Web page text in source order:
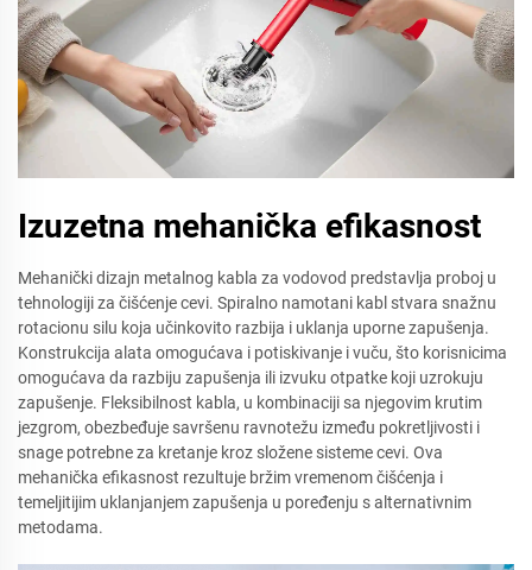
Izuzetna mehanička efikasnost
Mehanički dizajn metalnog kabla za vodovod predstavlja proboj u
tehnologiji za čišćenje cevi. Spiralno namotani kabl stvara snažnu
rotacionu silu koja učinkovito razbija i uklanja uporne zapušenja.
Konstrukcija alata omogućava i potiskivanje i vuču, što korisnicima
omogućava da razbiju zapušenja ili izvuku otpatke koji uzrokuju
zapušenje. Fleksibilnost kabla, u kombinaciji sa njegovim krutim
jezgrom, obezbeđuje savršenu ravnotežu između pokretljivosti i
snage potrebne za kretanje kroz složene sisteme cevi. Ova
mehanička efikasnost rezultuje bržim vremenom čišćenja i
temeljitijim uklanjanjem zapušenja u poređenju s alternativnim
metodama.